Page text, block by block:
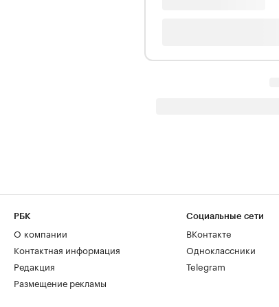
РБК
О компании
Контактная информация
Редакция
Размещение рекламы
Социальные сети
ВКонтакте
Одноклассники
Telegram